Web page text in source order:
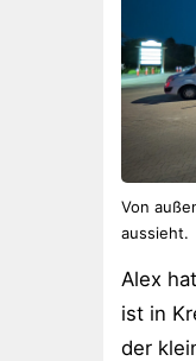
Von
aussieht.
Alex
ist in
der